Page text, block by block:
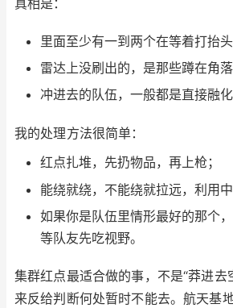
里面至少有一到两个在等着打抬头
雷达上没刷出的，是那些蹲在角落
冲进去的队伍，一般都是直接融化
我的处理方法很简单：
红点扎堆，先扔物品，再上枪；
能绕就绕，不能绕就拉远，利用中
如果你是队伍里情形最好的那个，
等队友先吃视野。
集群红点最适合做的事，不是“莽进去
来反给判断何处暂时不能去。航天基